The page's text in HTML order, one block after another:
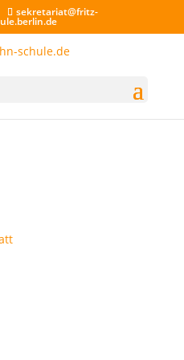
sekretariat@fritz-